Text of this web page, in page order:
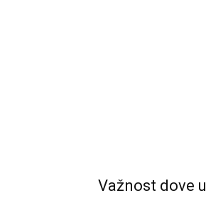
Važnost dove